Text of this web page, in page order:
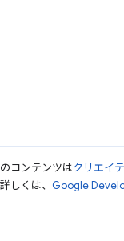
コンテンツはクリエイ
しくは、 Google